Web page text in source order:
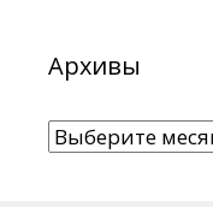
Архивы
Архивы